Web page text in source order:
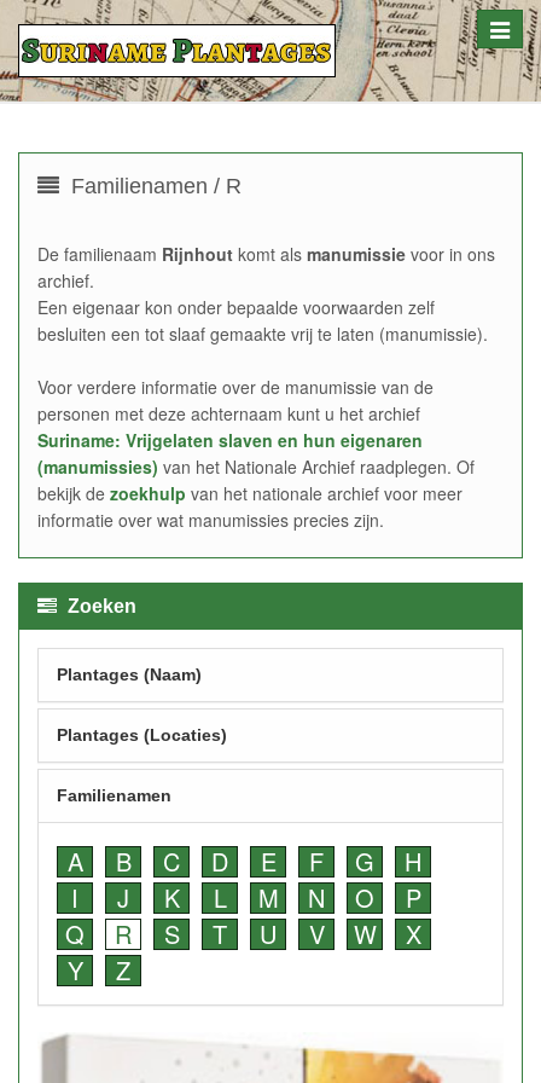
Toggle
Familienamen / R
De familienaam Rijnhout komt als manumissie voor in ons
archief.
Een eigenaar kon onder bepaalde voorwaarden zelf
besluiten een tot slaaf gemaakte vrij te laten (manumissie).
Voor verdere informatie over de manumissie van de
personen met deze achternaam kunt u het archief
Suriname: Vrijgelaten slaven en hun eigenaren
(manumissies) van het Nationale Archief raadplegen. Of
bekijk de zoekhulp van het nationale archief voor meer
informatie over wat manumissies precies zijn.
Zoeken
Plantages (Naam)
Plantages (Locaties)
Familienamen
A B C D E F G
H
I
J K L M N O
P
Q
R S T U V W
X
Y
Z